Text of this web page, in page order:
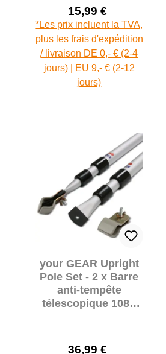
:
: Prix de vente :
15,99 €
Prix régulier :
*Les prix incluent la TVA,
plus les frais d'expédition
/ livraison DE 0,- € (2-4
jours) | EU 9,- € (2-12
jours)
your GEAR Upright
Pole Set - 2 x Barre
anti-tempête
télescopique 108 -
36,99 €